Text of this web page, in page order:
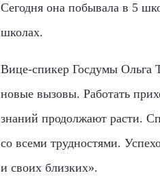
Сегодня она побывала в 5
школах.
Вице-спикер Госдумы Ольга
новые вызовы. Работать
знаний продолжают расти.
со всеми трудностями.
и своих близких».